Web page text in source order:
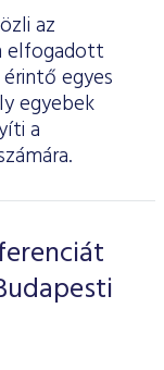
az
elfogadott
egyes
egyebek
a